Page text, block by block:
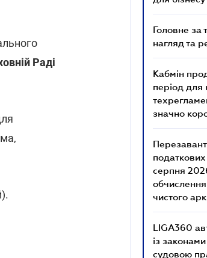
Раді
Головне
нагляд та
Кабмін
період для
значно
податкових
серпня
обчислення
чистого
LIGA360
із законами
судовою